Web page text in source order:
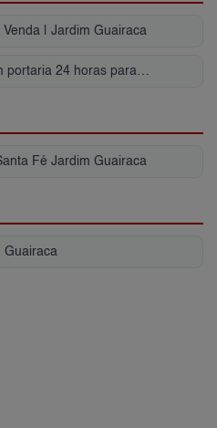
| Jardim Guairaca
Condomínio Fechado com portaria 24 horas para Venda | Jardim Guairaca
Fé Jardim Guairaca
Guairaca